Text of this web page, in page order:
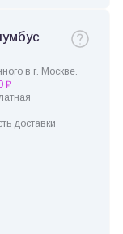
в г. Москве.
₽
доставки